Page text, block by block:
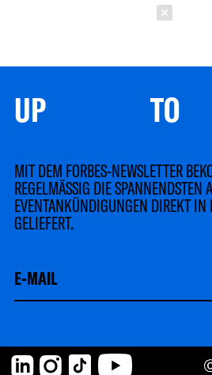
UP TO
MIT DEM FORBES-NEWSLETTER
REGELMÄSSIG DIE SPANNENDSTEN
EVENTANKÜNDIGUNGEN DIREKT
GELIEFERT.
LinkedInInstagram
TikTok